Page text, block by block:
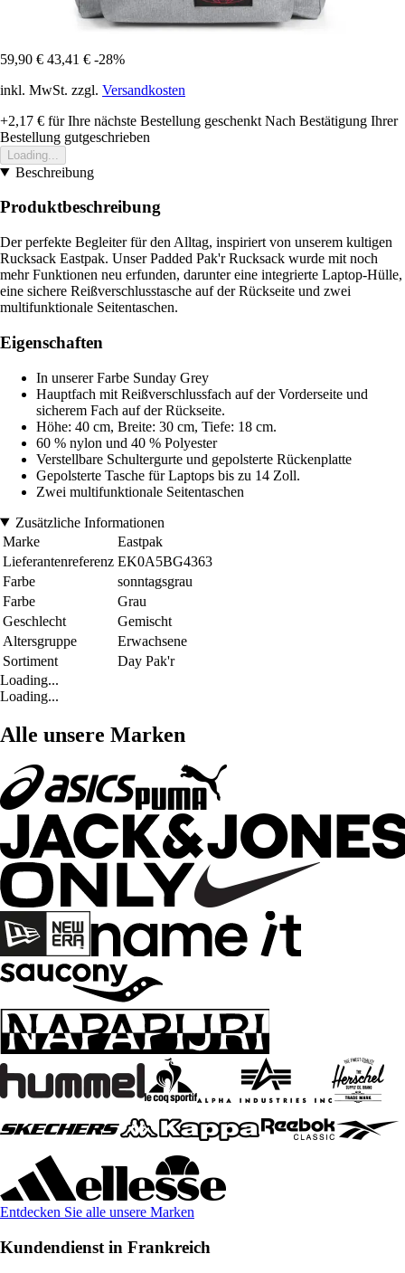
59,90 € 43,41 € -28%
inkl. MwSt. zzgl. Versandkosten
+2,17 € für Ihre nächste Bestellung geschenkt Nach Bestätigung Ihrer
Bestellung gutgeschrieben
Loading...
Beschreibung
Produktbeschreibung
Der perfekte Begleiter für den Alltag, inspiriert von unserem kultigen
Rucksack Eastpak. Unser Padded Pak'r Rucksack wurde mit noch
mehr Funktionen neu erfunden, darunter eine integrierte Laptop-Hülle,
eine sichere Reißverschlusstasche auf der Rückseite und zwei
multifunktionale Seitentaschen.
Eigenschaften
In unserer Farbe Sunday Grey
Hauptfach mit Reißverschlussfach auf der Vorderseite und
sicherem Fach auf der Rückseite.
Höhe: 40 cm, Breite: 30 cm, Tiefe: 18 cm.
60 % nylon und 40 % Polyester
Verstellbare Schultergurte und gepolsterte Rückenplatte
Gepolsterte Tasche für Laptops bis zu 14 Zoll.
Zwei multifunktionale Seitentaschen
Zusätzliche Informationen
Marke
Eastpak
Lieferantenreferenz EK0A5BG4363
Farbe
sonntagsgrau
Farbe
Grau
Geschlecht
Gemischt
Altersgruppe
Erwachsene
Sortiment
Day Pak'r
Loading...
Loading...
Alle unsere Marken
Entdecken Sie alle unsere Marken
Kundendienst in Frankreich